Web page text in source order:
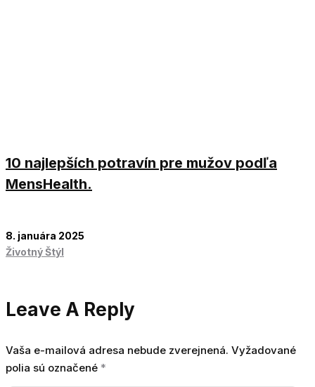
10 najlepších potravín pre mužov podľa
MensHealth.
8. januára 2025
Životný Štýl
Leave A Reply
Vaša e-mailová adresa nebude zverejnená. Vyžadované
polia sú označené *